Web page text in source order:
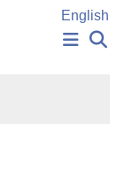
English